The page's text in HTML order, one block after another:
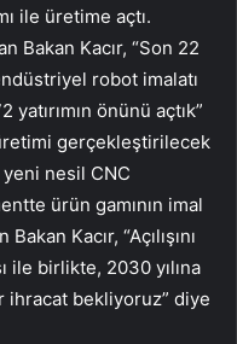
ile üretime açtı.
Bakan Kacır, “Son 22
robot imalatı
önünü açtık”
gerçekleştirilecek
nesil CNC
ürün gamının imal
Kacır, “Açılışını
ile birlikte, 2030 yılına
ihracat bekliyoruz” diye